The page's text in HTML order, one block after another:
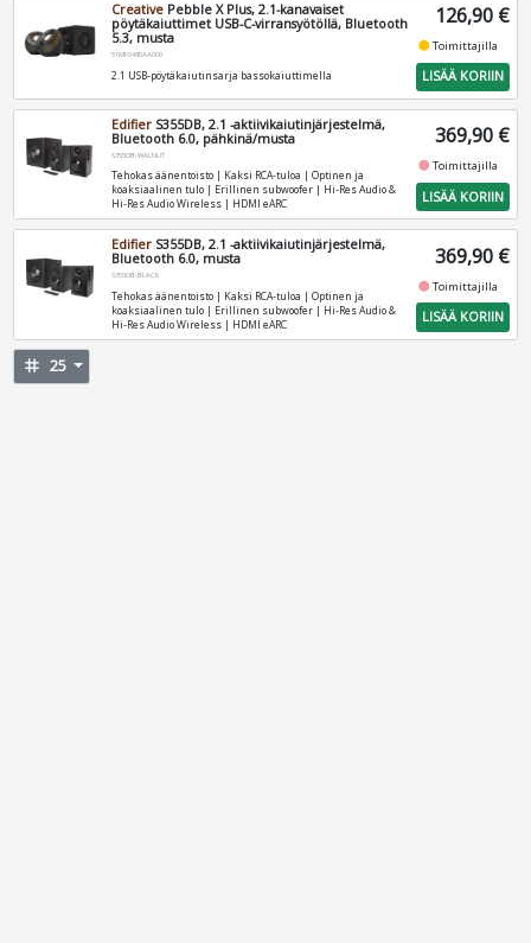
Creative Pebble X Plus, 2.1-kanavaiset
pöytäkaiuttimet USB-C-virransyötöllä, Bluetooth
5.3, musta
51MF0495AA000
2.1 USB-pöytäkaiutinsarja bassokaiuttimella
126,90 €
fiber_manual_recordToimittajilla
LISÄÄ KORIIN
Edifier S355DB, 2.1 -aktiivikaiutinjärjestelmä,
Bluetooth 6.0, pähkinä/musta
S355DB-WALNUT
Tehokas äänentoisto | Kaksi RCA‑tuloa | Optinen ja
koaksiaalinen tulo | Erillinen subwoofer | Hi‑Res Audio &
Hi‑Res Audio Wireless | HDMI eARC
369,90 €
fiber_manual_recordToimittajilla
LISÄÄ KORIIN
Edifier S355DB, 2.1 -aktiivikaiutinjärjestelmä,
Bluetooth 6.0, musta
S355DB-BLACK
Tehokas äänentoisto | Kaksi RCA‑tuloa | Optinen ja
koaksiaalinen tulo | Erillinen subwoofer | Hi‑Res Audio &
Hi‑Res Audio Wireless | HDMI eARC
369,90 €
fiber_manual_recordToimittajilla
LISÄÄ KORIIN
tag 25